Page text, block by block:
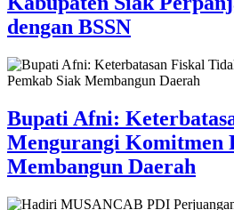
dengan BSSN
Bupati Afni:
Mengurangi Komitmen
Membangun Daerah